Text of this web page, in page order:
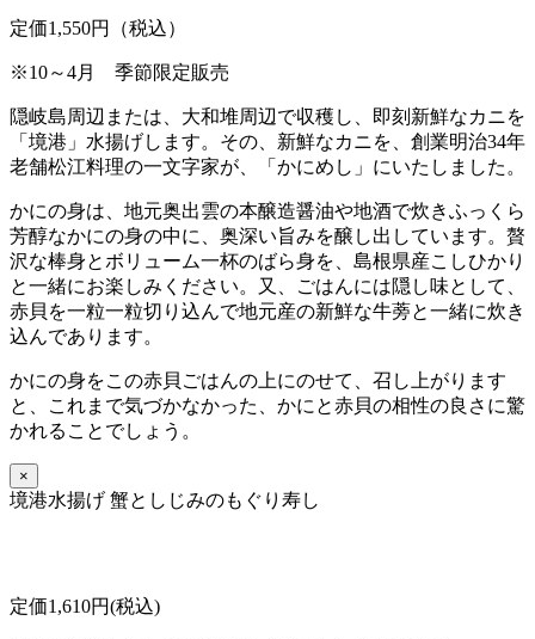
定価1,550円（税込）
※10～4月 季節限定販売
隠岐島周辺または、大和堆周辺で収穫し、即刻新鮮なカニを
「境港」水揚げします。その、新鮮なカニを、創業明治34年
老舗松江料理の一文字家が、「かにめし」にいたしました。
かにの身は、地元奥出雲の本醸造醤油や地酒で炊きふっくら
芳醇なかにの身の中に、奥深い旨みを醸し出しています。贅
沢な棒身とボリューム一杯のばら身を、島根県産こしひかり
と一緒にお楽しみください。又、ごはんには隠し味として、
赤貝を一粒一粒切り込んで地元産の新鮮な牛蒡と一緒に炊き
込んであります。
かにの身をこの赤貝ごはんの上にのせて、召し上がります
と、これまで気づかなかった、かにと赤貝の相性の良さに驚
かれることでしょう。
×
境港水揚げ 蟹としじみのもぐり寿し
定価1,610円(税込)